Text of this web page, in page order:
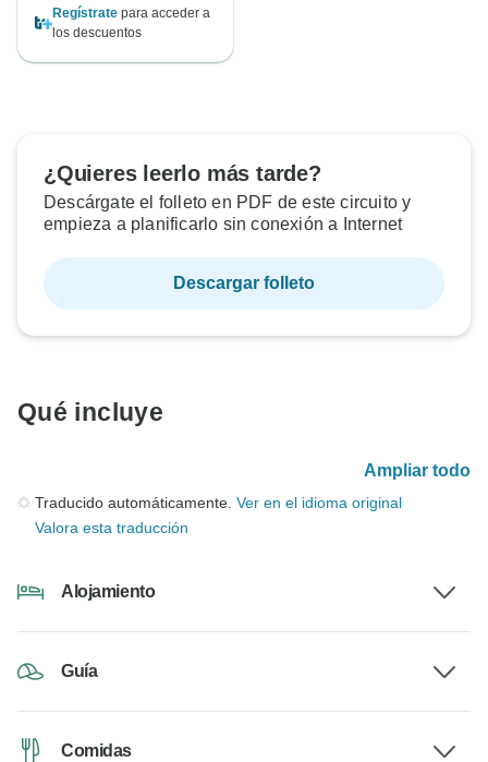
Regístrate para acceder a
los descuentos
¿Quieres leerlo más tarde?
Descárgate el folleto en PDF de este circuito y
empieza a planificarlo sin conexión a Internet
Descargar folleto
Qué incluye
Ampliar todo
Traducido automáticamente. Ver en el idioma original
Valora esta traducción
Alojamiento
Guía
Comidas